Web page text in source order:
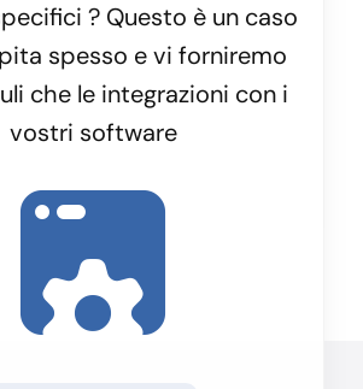
? Questo è un caso
spesso e vi forniremo
che le integrazioni con i
vostri software